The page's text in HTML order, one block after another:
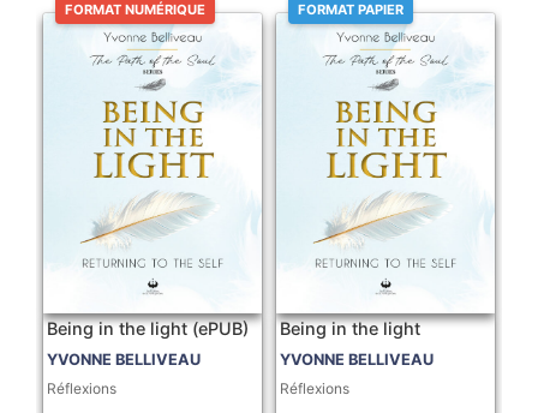
FORMAT NUMÉRIQUE
Being in the light (ePUB)
YVONNE BELLIVEAU
Réflexions
FORMAT PAPIER
Being in the light
YVONNE BELLIVEAU
Réflexions